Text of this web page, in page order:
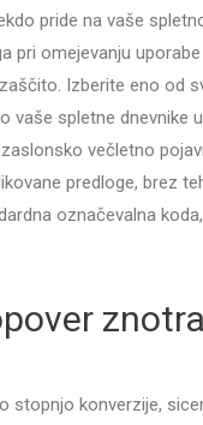
pride na vaše
pri omejevanju
Izberite eno od
vaše spletne dnevnike
večletno
predloge, brez
označevalna
stopnjo konverzije,